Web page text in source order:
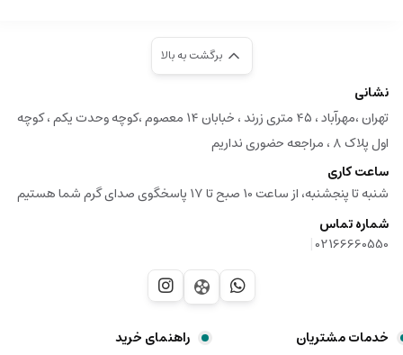
برگشت به بالا
نشانی
تهران ،مهرآباد ، ۴۵ متری زرند ، خبابان ۱۴ معصوم ،کوچه وحدت یکم ، کوچه
اول پلاک ۸ ، مراجعه حضوری نداریم
ساعت کاری
شنبه تا پنجشنبه، از ساعت 10 صبح تا 17 پاسخگوی صدای گرم شما هستیم
شماره تماس
02166660550
|
خدمات مشتریان
راهنمای خرید